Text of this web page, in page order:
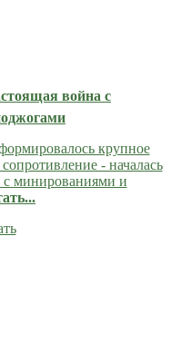
война с
крупное
- началась
с минированиями и